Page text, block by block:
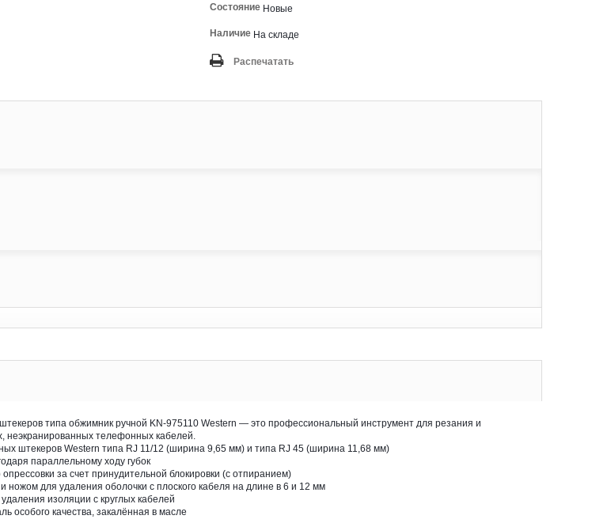
Состояние Новые
Наличие На складе
Распечатать
типа обжимник ручной KN-975110 Western — это профессиональный инструмент для резания и
неэкранированных телефонных кабелей.
штекеров Western типа RJ 11/12 (ширина 9,65 мм) и типа RJ 45 (ширина 11,68 мм)
параллельному ходу губок
за счет принудительной блокировки (с отпиранием)
ножом для удаления оболочки с плоского кабеля на длине в 6 и 12 мм
изоляции с круглых кабелей
особого качества, закалённая в масле